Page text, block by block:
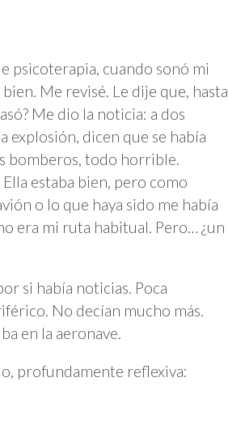
psicoterapia, cuando sonó mi
Me revisé. Le dije que, hasta
Me dio la noticia: a dos
explosión, dicen que se había
bomberos, todo horrible.
estaba bien, pero como
o lo que haya sido me había
era mi ruta habitual. Pero… ¿un
si había noticias. Poca
No decían mucho más.
en la aeronave.
profundamente reflexiva: